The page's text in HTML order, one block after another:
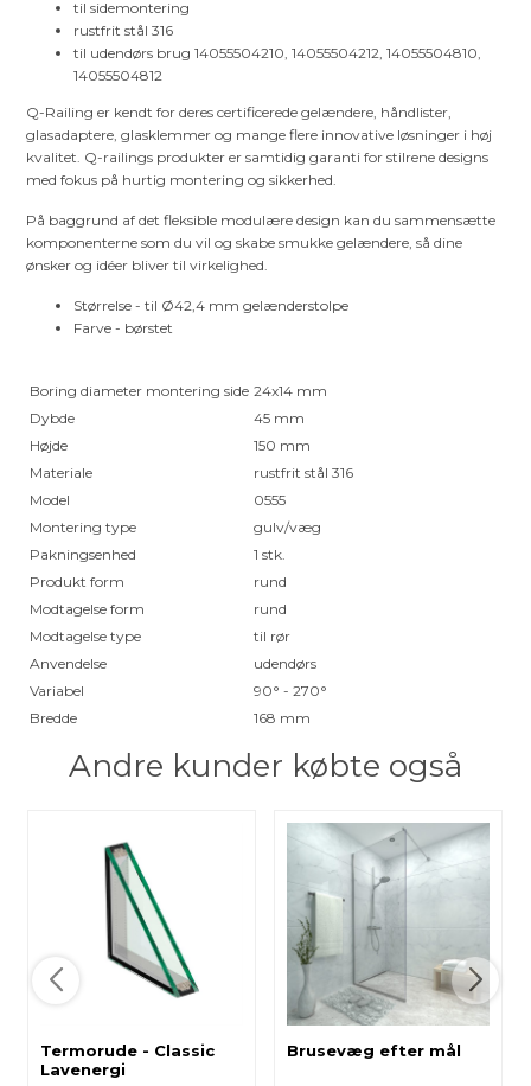
til sidemontering
rustfrit stål 316
til udendørs brug 14055504210, 14055504212, 14055504810,
14055504812
Q-Railing er kendt for deres certificerede gelændere, håndlister,
glasadaptere, glasklemmer og mange flere innovative løsninger i høj
kvalitet. Q-railings produkter er samtidig garanti for stilrene designs
med fokus på hurtig montering og sikkerhed.
På baggrund af det fleksible modulære design kan du sammensætte
komponenterne som du vil og skabe smukke gelændere, så dine
ønsker og idéer bliver til virkelighed.
Størrelse - til Ø42,4 mm gelænderstolpe
Farve - børstet
Boring diameter montering side 24x14 mm
Dybde
45 mm
Højde
150 mm
Materiale
rustfrit stål 316
Model
0555
Montering type
gulv/væg
Pakningsenhed
1 stk.
Produkt form
rund
Modtagelse form
rund
Modtagelse type
til rør
Anvendelse
udendørs
Variabel
90° - 270°
Bredde
168 mm
Andre kunder købte også
Termorude - Classic
Lavenergi
Brusevæg efter mål